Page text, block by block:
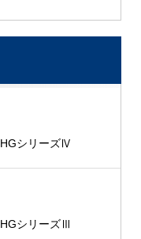
HGシリーズⅣ
HGシリーズⅢ